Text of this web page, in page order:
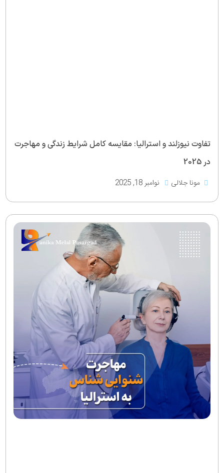
تفاوت نیوزلند و استرالیا: مقایسه کامل شرایط زندگی و مهاجرت
در 2025
مونا جلالی
نوامبر 18, 2025